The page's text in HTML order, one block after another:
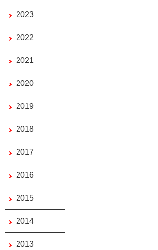
2023
2022
2021
2020
2019
2018
2017
2016
2015
2014
2013